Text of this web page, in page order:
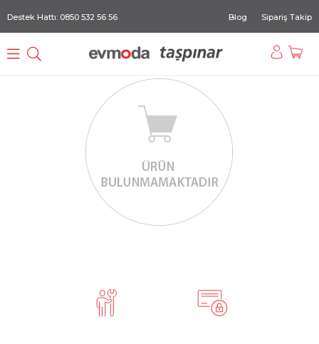
Destek Hattı: 0850 532 56 56 Blog Sipariş Takip